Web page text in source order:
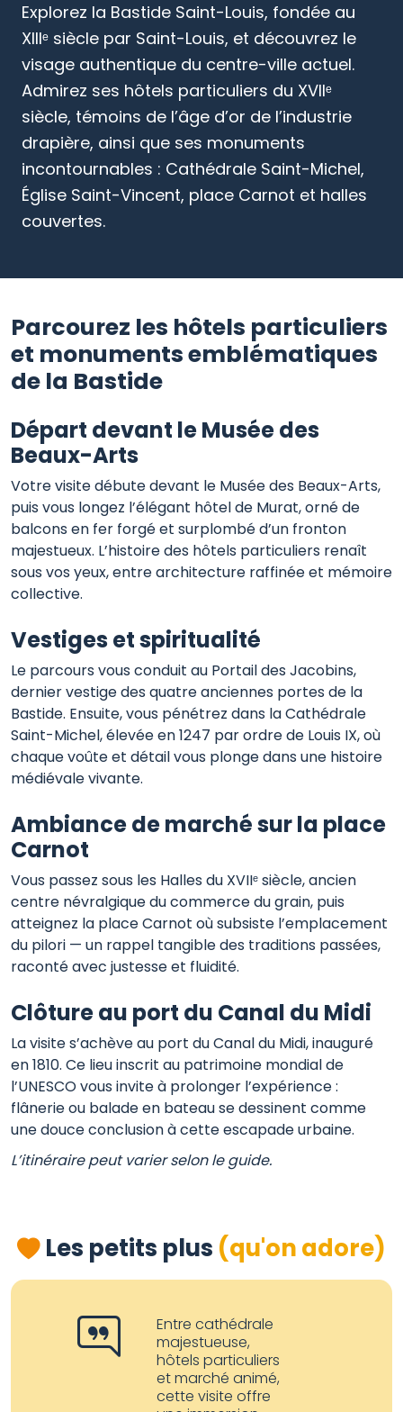
Explorez la Bastide Saint-Louis, fondée au
XIIIᵉ siècle par Saint-Louis, et découvrez le
visage authentique du centre-ville actuel.
Admirez ses hôtels particuliers du XVIIᵉ
siècle, témoins de l’âge d’or de l’industrie
drapière, ainsi que ses monuments
incontournables : Cathédrale Saint-Michel,
Église Saint-Vincent, place Carnot et halles
couvertes.
Parcourez les hôtels particuliers
et monuments emblématiques
de la Bastide
Départ devant le Musée des
Beaux-Arts
Votre visite débute devant le Musée des Beaux-Arts,
puis vous longez l’élégant hôtel de Murat, orné de
balcons en fer forgé et surplombé d’un fronton
majestueux. L’histoire des hôtels particuliers renaît
sous vos yeux, entre architecture raffinée et mémoire
collective.
Vestiges et spiritualité
Le parcours vous conduit au Portail des Jacobins,
dernier vestige des quatre anciennes portes de la
Bastide. Ensuite, vous pénétrez dans la Cathédrale
Saint-Michel, élevée en 1247 par ordre de Louis IX, où
chaque voûte et détail vous plonge dans une histoire
médiévale vivante.
Ambiance de marché sur la place
Carnot
Vous passez sous les Halles du XVIIᵉ siècle, ancien
centre névralgique du commerce du grain, puis
atteignez la place Carnot où subsiste l’emplacement
du pilori — un rappel tangible des traditions passées,
raconté avec justesse et fluidité.
Clôture au port du Canal du Midi
La visite s’achève au port du Canal du Midi, inauguré
en 1810. Ce lieu inscrit au patrimoine mondial de
l’UNESCO vous invite à prolonger l’expérience :
flânerie ou balade en bateau se dessinent comme
une douce conclusion à cette escapade urbaine.
L’itinéraire peut varier selon le guide.
Les petits plus (qu'on adore)
Entre cathédrale
majestueuse,
hôtels particuliers
et marché animé,
cette visite offre